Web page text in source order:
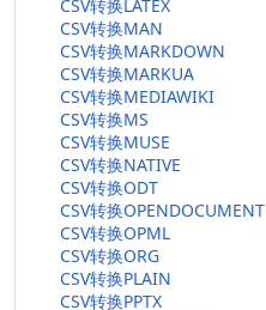
CSV转换LATEX
CSV转换MAN
CSV转换MARKDOWN
CSV转换MARKUA
CSV转换MEDIAWIKI
CSV转换MS
CSV转换MUSE
CSV转换NATIVE
CSV转换ODT
CSV转换OPENDOCUMENT
CSV转换OPML
CSV转换ORG
CSV转换PLAIN
CSV转换PPTX